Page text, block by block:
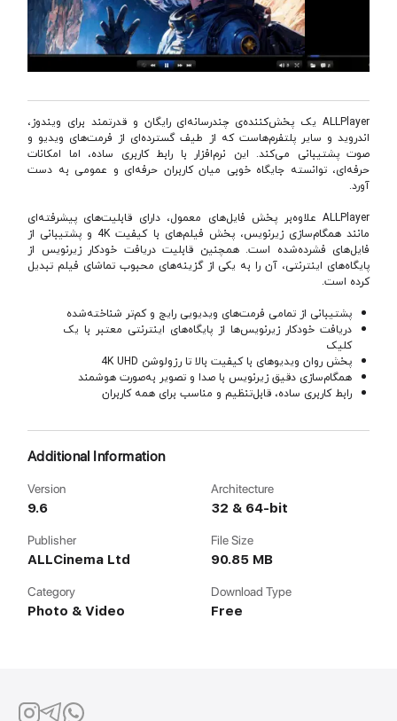
ALLPlayer یک پخش‌کننده‌ی چندرسانه‌ای رایگان و قدرتمند برای ویندوز،
اندروید و سایر پلتفرم‌هاست که از طیف گسترده‌ای از فرمت‌های ویدیو و
صوت پشتیبانی می‌کند. این نرم‌افزار با رابط کاربری ساده، اما امکانات
حرفه‌ای، توانسته جایگاه خوبی میان کاربران حرفه‌ای و عمومی به دست
آورد.
ALLPlayer علاوه‌بر پخش فایل‌های معمول، دارای قابلیت‌های پیشرفته‌ای
مانند همگام‌سازی زیرنویس، پخش فیلم‌های با کیفیت 4K و پشتیبانی از
فایل‌های فشرده‌شده است. همچنین قابلیت دریافت خودکار زیرنویس از
پایگاه‌های اینترنتی، آن را به یکی از گزینه‌های محبوب تماشای فیلم تبدیل
کرده است.
پشتیبانی از تمامی فرمت‌های ویدیویی رایج و کم‌تر شناخته‌شده
دریافت خودکار زیرنویس‌ها از پایگاه‌های اینترنتی معتبر با یک
کلیک
پخش روان ویدیوهای با کیفیت بالا تا رزولوشن 4K UHD
همگام‌سازی دقیق زیرنویس با صدا و تصویر به‌صورت هوشمند
رابط کاربری ساده، قابل‌تنظیم و مناسب برای همه کاربران
Additional Information
Version
9.6
Architecture
32 & 64-bit
Publisher
ALLCinema Ltd
File Size
90.85 MB
Category
Photo & Video
Download Type
Free